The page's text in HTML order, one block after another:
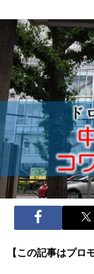
【この記事はプロ